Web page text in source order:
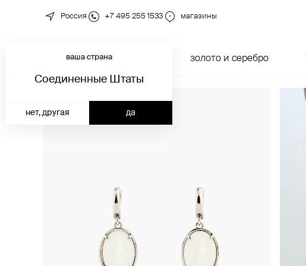
Россия +7 495 255 1533 магазины
новинки золото и серебро
ваша страна
Соединенные Штаты
да
нет, другая